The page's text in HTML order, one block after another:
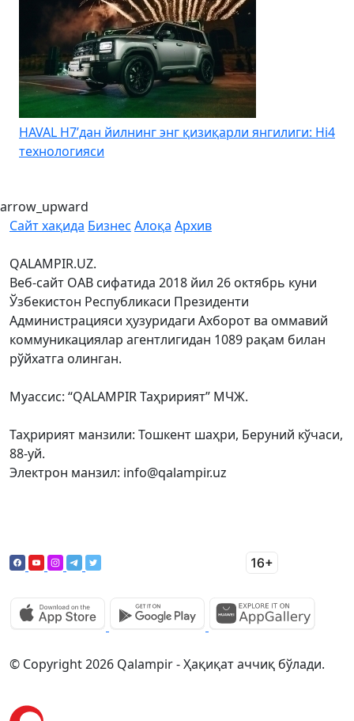
HAVAL H7’дан йилнинг энг қизиқарли янгилиги: Hi4
технологияси
arrow_upward
Сайт хақида Бизнес Алоқа Архив
QALAMPIR.UZ.
Веб-сайт ОАВ сифатида 2018 йил 26 октябрь куни
Ўзбекистон Республикаси Президенти
Администрацияси ҳузуридаги Ахборот ва оммавий
коммуникациялар агентлигидан 1089 рақам билан
рўйхатга олинган.
Муассис: “QALAMPIR Таҳририят” МЧЖ.
Таҳририят манзили: Тошкент шаҳри, Беруний кўчаси,
88-уй.
Электрон манзил: info@qalampir.uz
© Copyright 2026 Qalampir - Ҳақиқат аччиқ бўлади.